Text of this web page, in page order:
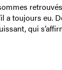
a toujours eu.
qui